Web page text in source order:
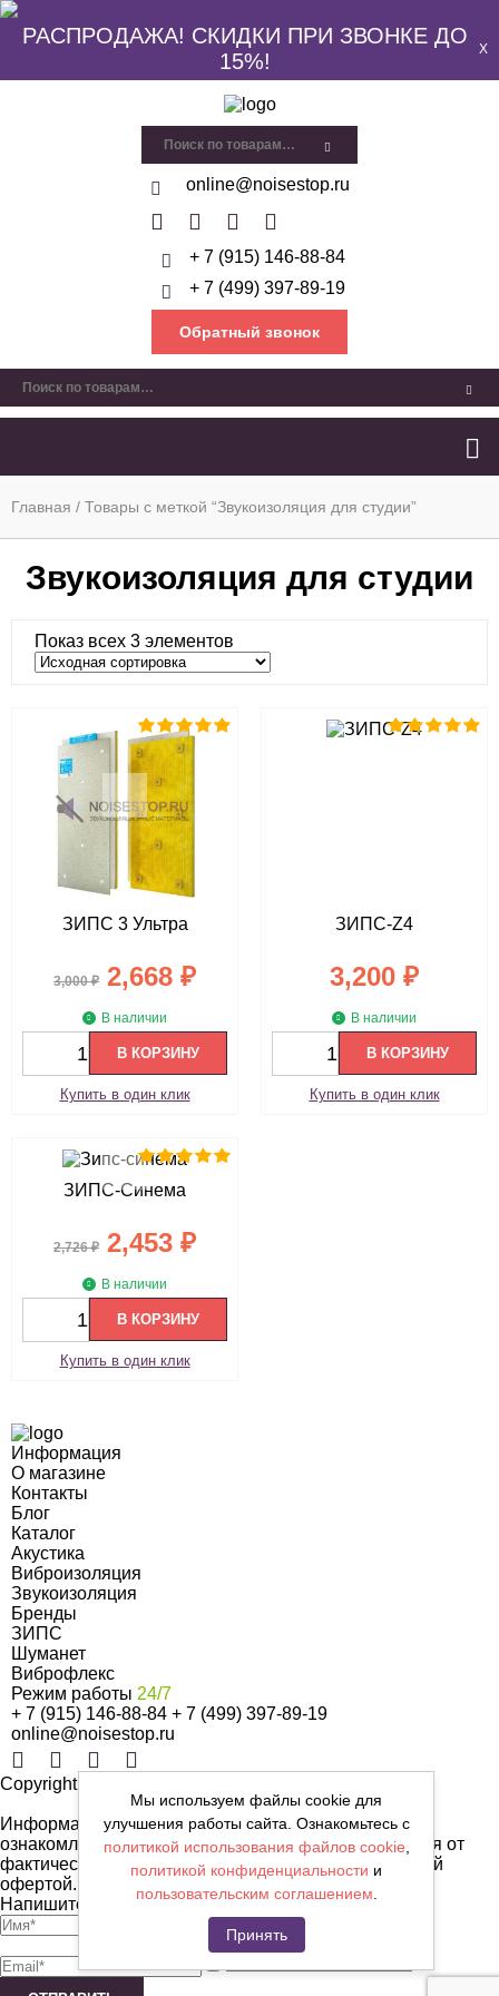
РАСПРОДАЖА! СКИДКИ ПРИ ЗВОНКЕ ДО
15%!
X
online@noisestop.ru
+ 7 (915) 146-88-84
+ 7 (499) 397-89-19
Обратный звонок
Главная / Товары с меткой “Звукоизоляция для студии”
Звукоизоляция для студии
Показ всех 3 элементов
ЗИПС 3 Ультра
3,000₽ 2,668 ₽
В наличии
В КОРЗИНУ
Купить в один клик
ЗИПС-Z4
3,200 ₽
В наличии
В КОРЗИНУ
Купить в один клик
ЗИПС-Синема
2,726₽ 2,453 ₽
В наличии
В КОРЗИНУ
Купить в один клик
Информация
О магазине
Контакты
Блог
Каталог
Акустика
Виброизоляция
Звукоизоляция
Бренды
ЗИПС
Шуманет
Виброфлекс
Режим работы 24/7
+ 7 (915) 146-88-84 + 7 (499) 397-89-19
online@noisestop.ru
Copyright © noisestop.ru 2026.
Информация о товарах на сайте приведена в целях
ознакомленияя. Фотографии, цвета могут отличаться от
фактических характеристик и не являются публичной
офертой.
Напишите нам сообщение
Мы используем файлы cookie для
улучшения работы сайта. Ознакомьтесь с
политикой использования файлов cookie
политикой конфиденциальности и
пользовательским соглашением
Принять